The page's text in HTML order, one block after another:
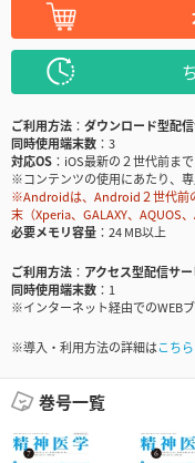
ご利用方法
ダウンロード型配
同時使用端末数
3
対応OS
iOS最新の２世代前ま
※コンテンツの使用にあたり、
※Androidは、Android２世代前
末（Xperia、GALAXY、AQUOS
必要メモリ容量
24 MB以上
ご利用方法
アクセス型配信サー
同時使用端末数
1
※インターネット経由でのWEB
※導入・利用方法の詳細はこちら
巻号一覧